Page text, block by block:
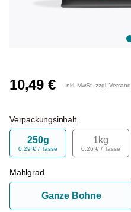
10,49 € Inkl. MwSt. zzgl. Versand
Verpackungsinhalt
250g
0,29 € / Tasse
1kg
0,26 € / Tasse
Mahlgrad
Ganze Bohne